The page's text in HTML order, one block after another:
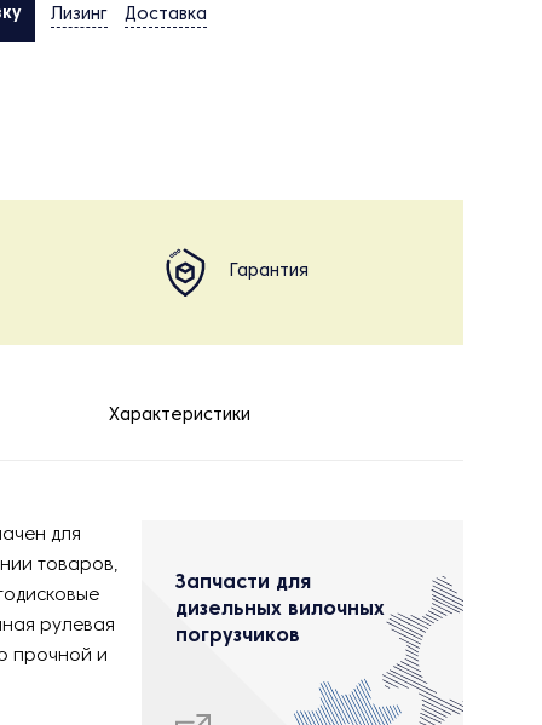
Лизинг Доставка
Гарантия
Характеристики
для
товаров,
рулевая
прочной и
Запчасти для
дизельных вилочных
погрузчиков